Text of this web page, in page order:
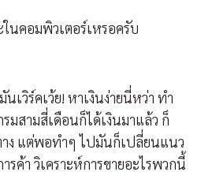
ในคอมพิวเตอร์เหรอครับ
นเวิร์คเว้ย! หาเงินง่ายนี่หว่า ทำ
มสามสี่เดือนก็ได้เงินมาแล้ว ก็
าง แต่พอทำๆ ไปมันก็เปลี่ยนแนว
รค้า วิเคราะห์การขายอะไรพวกนี้